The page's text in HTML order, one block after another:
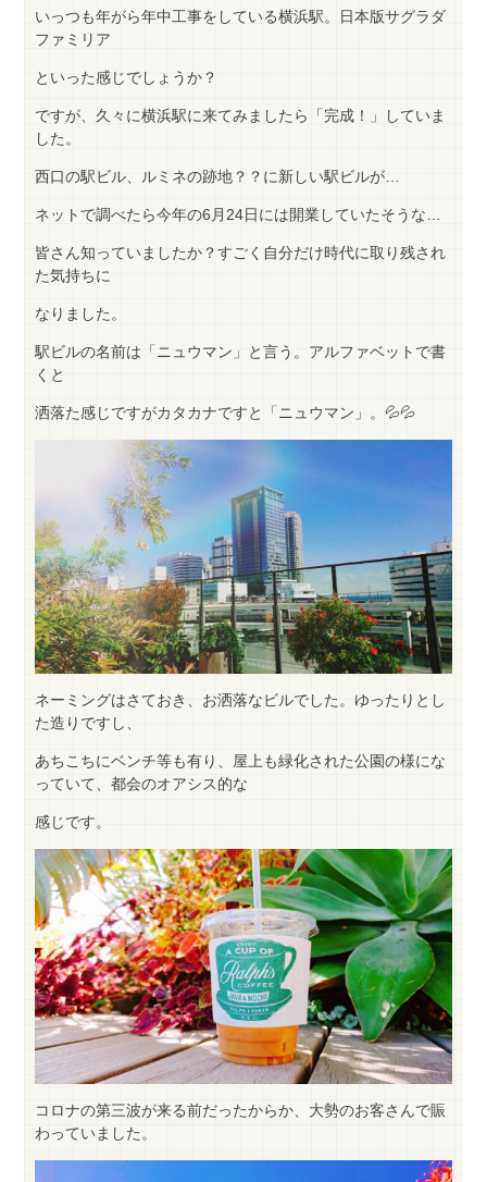
いっつも年がら年中工事をしている横浜駅。日本版サグラダ
ファミリア
といった感じでしょうか？
ですが、久々に横浜駅に来てみましたら「完成！」していま
した。
西口の駅ビル、ルミネの跡地？？に新しい駅ビルが…
ネットで調べたら今年の6月24日には開業していたそうな…
皆さん知っていましたか？すごく自分だけ時代に取り残され
た気持ちに
なりました。
駅ビルの名前は「ニュウマン」と言う。アルファベットで書
くと
洒落た感じですがカタカナですと「ニュウマン」。💦💦
ネーミングはさておき、お洒落なビルでした。ゆったりとし
た造りですし、
あちこちにベンチ等も有り、屋上も緑化された公園の様にな
っていて、都会のオアシス的な
感じです。
コロナの第三波が来る前だったからか、大勢のお客さんで賑
わっていました。